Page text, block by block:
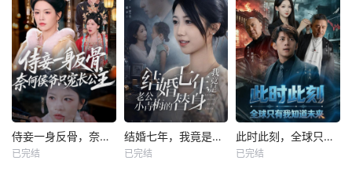
侍妾一身反骨，奈何侯爷只宠长公主
已完结
结婚七年，我竟是老公小青梅的替身
已完结
此时此刻，全球只有我知道未来
已完结